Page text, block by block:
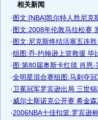
相关新闻
·图文:[NBA]凯尔特人胜尼克
·图文:2008年伦敦马拉松赛
·图文:尼克斯终结活塞五连
·组图:乔-约翰逊上篮救援 毕
·图:第80届奥斯卡红毯 肖恩
·全明星混合赛组图:马刺夺
·卫冕冠军罗宾逊出局 三世锦
· 威尔士斯诺克公开赛 希金
·2006NBA十佳扣篮:罗宾逊